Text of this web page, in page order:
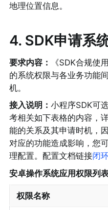
地理位置信息。
4. SDK申请系
要求内容：
《SDK合规使
的系统权限与各业务功能
机。
接入说明：小程序SDK可
考相关如下表格的内容，
能的关系及其申请时机，
对应的功能造成影响，您
理配置。配置文档链接闭
安卓操作系统应用权限列
权限名称